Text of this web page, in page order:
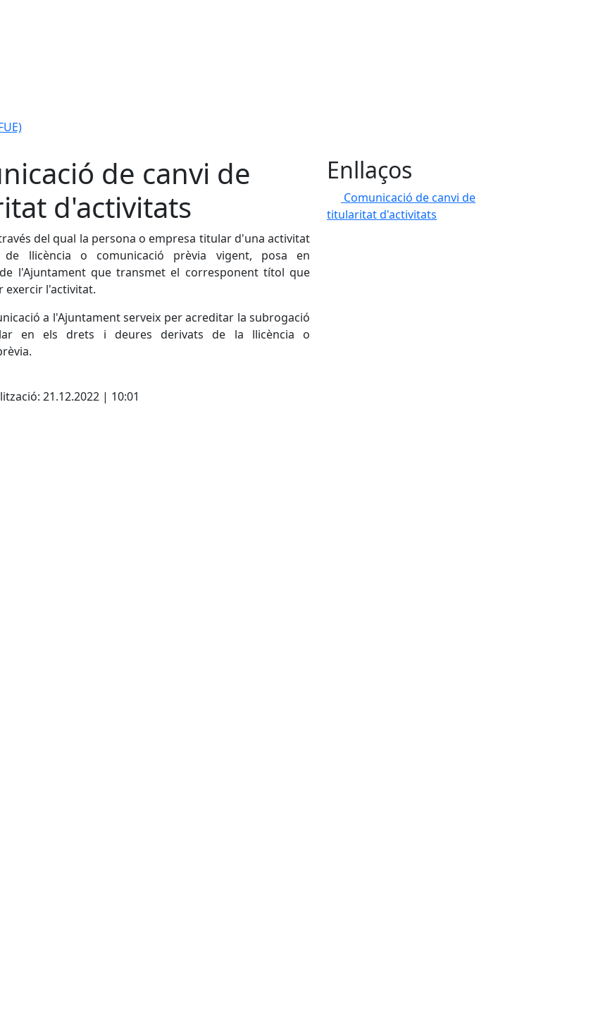
de canvi de
d'activitats
del qual la persona o empresa titular d'una activitat
de llicència o comunicació prèvia vigent, posa en
l'Ajuntament que transmet el corresponent títol que
exercir l'activitat.
a l'Ajuntament serveix per acreditar la subrogació
en els drets i deures derivats de la llicència o
21.12.2022 | 10:01
Enllaços
Comunicació de canvi de
titularitat d'activitats